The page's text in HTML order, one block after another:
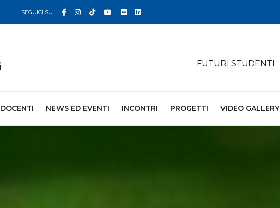
SEGUICI SU Facebook
Instagram
TikTokYouTube
FlickrLinkedin
FUTURI STUDENTI
DOCENTI NEWS ED EVENTI INCONTRI PROGETTI VIDEO GALLERY